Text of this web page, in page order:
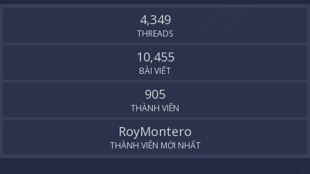
S
4,349
THREADS
10,455
BÀI VIẾT
905
THÀNH VIÊN
RoyMontero
THÀNH VIÊN MỚI NHẤT